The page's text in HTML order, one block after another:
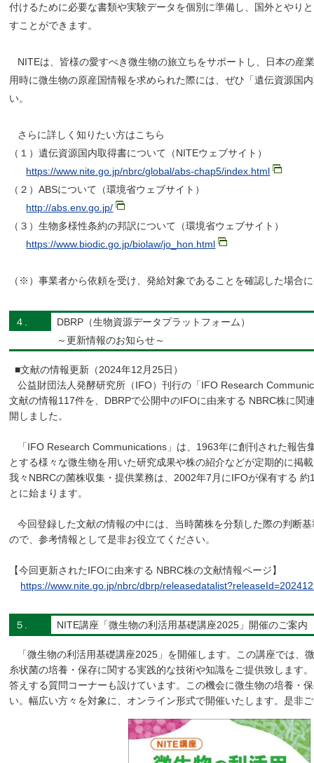
付けるために必要な書類や実験データを個別に準備し、国外とやり
すことができます。
NITEは、皆様の愛すべき微生物の旅立ちをサポートし、日本の産
用時に微生物の原産国情報を求められた際には、ぜひ「遺伝資源国
い。
さらに詳しく知りたい方はこちら
（１）遺伝資源国内取得書について（NITEウェブサイト）
https://www.nite.go.jp/nbrc/global/abs-chap5/index.html
（２）ABSについて（環境省ウェブサイト）
http://abs.env.go.jp/
（３）生物多様性条約の邦訳について（環境省ウェブサイト）
https://www.biodic.go.jp/biolaw/jo_hon.html
（※）事業者から依頼を受け、発給対象であることを確認した場合
４.
DBRP（生物資源データプラットフォーム）
～更新情報のお知らせ～
■文献の情報更新（2024年12月25日）
公益財団法人発酵研究所（IFO）刊行の「IFO Research
文献の情報117件を、DBRPで公開中のIFOに由来する NBRC株に関
開しました。
「IFO Research Communications」は、1963年に創刊された報告
とする様々な微生物を用いた研究成果や株の紹介などが定期的に掲
我々NBRCの菌株収集・提供業務は、2002年7月にIFOが保有する
とに始まります。
今回登録した文献の情報の中には、当時菌株を分類した際の判断
ので、参考情報として是非お役立てください。
【今回更新されたIFOに由来する NBRC株の文献情報ページ】
https://www.nite.go.jp/nbrc/dbrp/
５. NITE講座「微生物の利活用基礎講座2025」開催のご案内
「微生物の利活用基礎講座2025」を開催します。この講座では、
糸状菌の培養・保存に関する実践的な技術や知識をご提供致します
答えする質問コーナーも設けています。この機会に微生物の培養・
い。幅広い方々を対象に、オンライン形式で開催いたします。是非